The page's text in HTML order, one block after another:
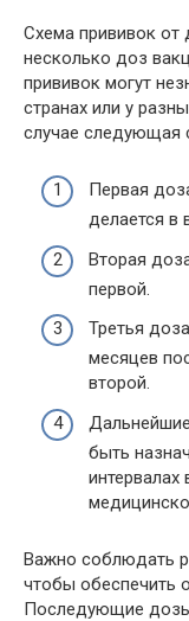
Схема прививок
несколько доз
прививок могут
странах или у
случае следующая
Первая
делается в
Вторая
первой.
Третья
месяцев
второй.
быть
Важно соблюдать
чтобы обеспечить
Последующие дозы